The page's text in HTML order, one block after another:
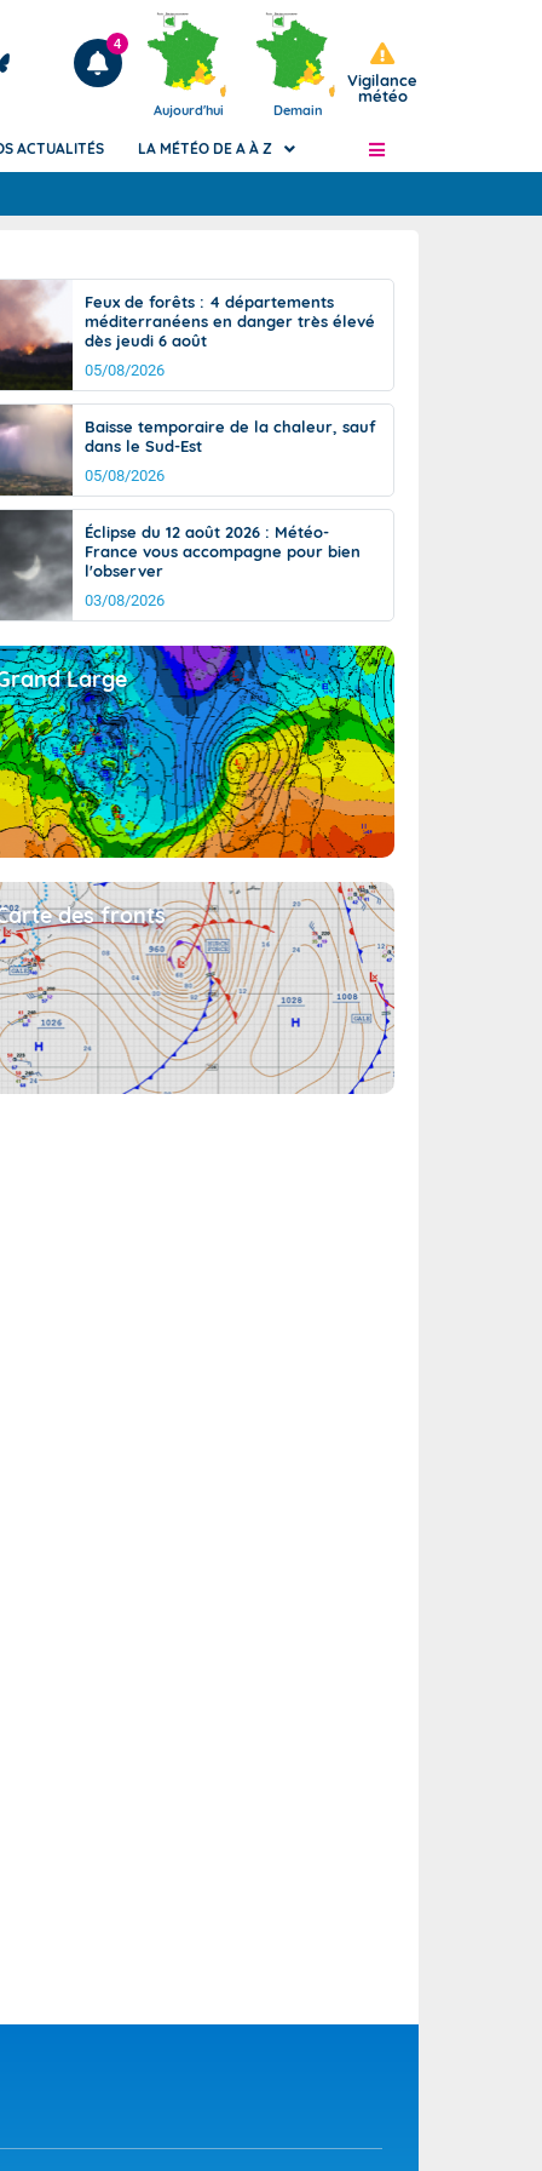
Articles
4
Aujourd'hui Demain
Vigilance
météo
de
Phénomènes dangereux de J+2 à J+7
Avertissement pluies intenses à l'échelle
des communes (Apic)
Bulletins Marine
Bulletins d'estimation du risque
d'avalanche
Météo des forêts
Vigicrues
ACTUALITÉS LA MÉTÉO DE A À Z
Feux de forêts : 4 départements
méditerranéens en danger très élevé
dès jeudi 6 août
05/08/2026
Baisse temporaire de la chaleur, sauf
dans le Sud-Est
05/08/2026
Éclipse du 12 août 2026 : Météo-
France vous accompagne pour bien
l'observer
03/08/2026
Large
des fronts